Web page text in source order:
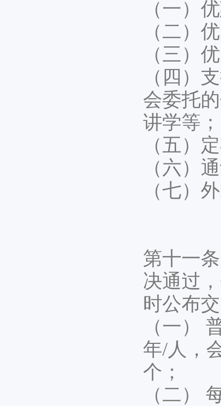
（一）
（二）
（三）
（四）
会委托
讲学等；
（五）
（六）
（七）
第十一
决通过
时公布
（一）
年/人，
个；
（二）